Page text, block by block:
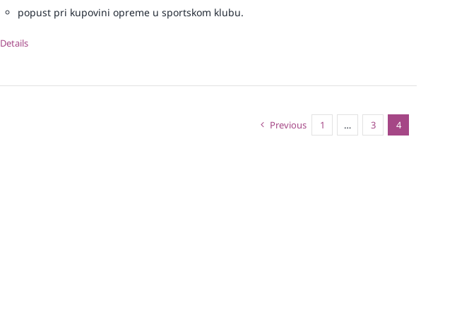
popust pri kupovini opreme u sportskom klubu.
Details
Previous 1 … 3 4